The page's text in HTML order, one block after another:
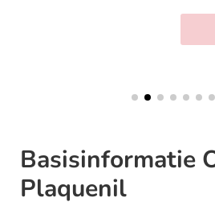
Basisinformatie
Plaquenil